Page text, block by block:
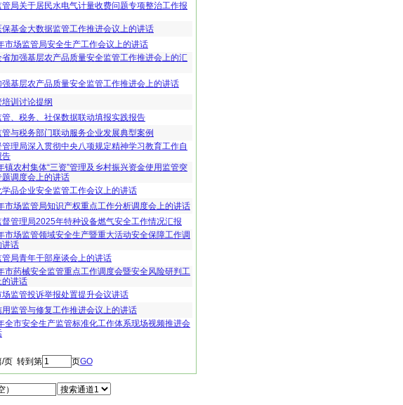
局关于居民水电气计量收费问题专项整治工作报
保基金大数据监管工作推进会议上的讲话
市场监管局安全生产工作会议上的讲话
省加强基层农产品质量安全监管工作推进会上的汇
强基层农产品质量安全监管工作推进会上的讲话
训讨论提纲
管、税务、社保数据联动填报实践报告
与税务部门联动服务企业发展典型案例
理局深入贯彻中央八项规定精神学习教育工作自
告
镇农村集体“三资”管理及乡村振兴资金使用监管突
题调度会上的讲话
学品企业安全监管工作会议上的讲话
市场监管局知识产权重点工作分析调度会上的讲话
督管理局2025年特种设备燃气安全工作情况汇报
市场监管领域安全生产暨重大活动安全保障工作调
讲话
管局青年干部座谈会上的讲话
市药械安全监管重点工作调度会暨安全风险研判工
的讲话
场监管投诉举报处置提升会议讲话
用监管与修复工作推进会议上的讲话
全市安全生产监管标准化工作体系现场视频推进会
/页 转到第 页GO